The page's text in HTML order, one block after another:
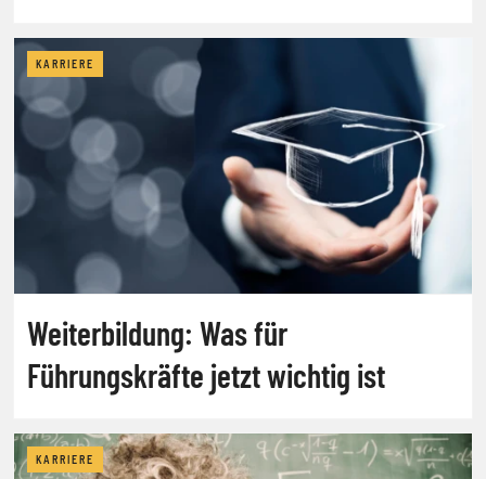
KARRIERE
Weiterbildung: Was für
Führungskräfte jetzt wichtig ist
KARRIERE